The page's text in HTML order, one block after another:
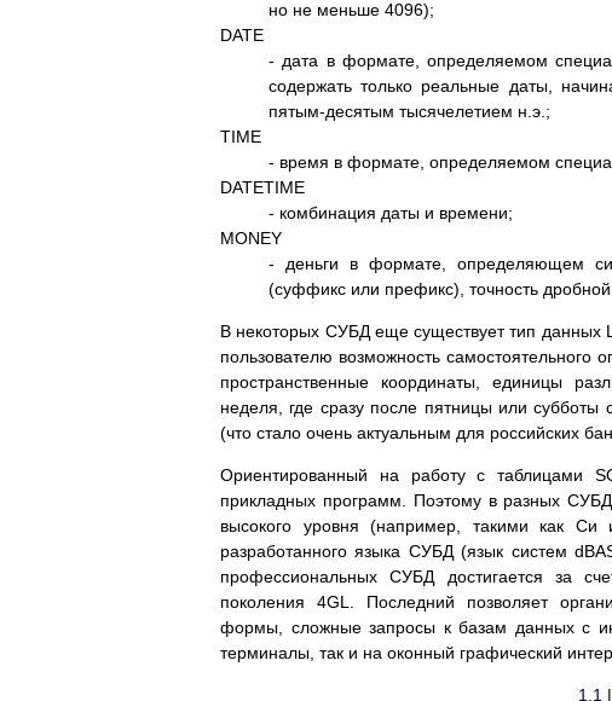
но не меньше 4096);
DATE
- дата в формате, определяемом
содержать только реальные даты,
пятым-десятым тысячелетием н.э.;
TIME
- время в формате, определяемом
DATETIME
- комбинация даты и времени;
MONEY
- деньги в формате, определяющем
(суффикс или префикс), точность дробной
В некоторых СУБД еще существует тип данных
пользователю возможность
пространственные координаты, единицы
неделя, где сразу после пятницы или
(что стало очень актуальным для российских
Ориентированный на работу с таблицами
прикладных программ. Поэтому в разных
высокого уровня (например, такими как
разработанного языка СУБД (язык систем
профессиональных СУБД достигается за
поколения 4GL. Последний позволяет
формы, сложные запросы к базам данных с
терминалы, так и на оконный графический
1.1 |